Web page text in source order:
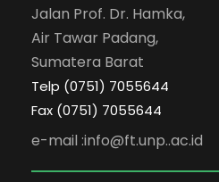
Jalan Prof. Dr. Hamka,
Air Tawar Padang,
Sumatera Barat
Telp (0751) 7055644
Fax (0751) 7055644
e-mail :info@ft.unp..ac.id